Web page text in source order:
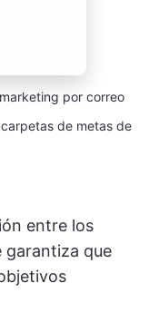
por correo
de metas de
entre los
garantiza que